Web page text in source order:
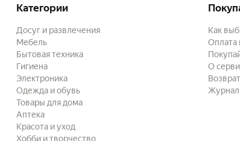
Категории
Досуг и развлечения
Мебель
Бытовая техника
Гигиена
Электроника
Одежда и обувь
Товары для дома
Аптека
Красота и уход
Хобби и творчество
Как
Оплата
О